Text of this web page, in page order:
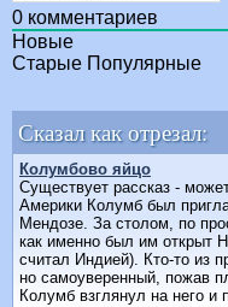
0 комментариев
Новые
Старые Популярные
Сказал как отрезал:
Колумбово яйцо
Существует рассказ -
Америки Колумб был
Мендозе. За столом, по
как именно был им открыт
считал Индией). Кто-то из
но самоуверенный, пожав
Колумб взглянул на него и